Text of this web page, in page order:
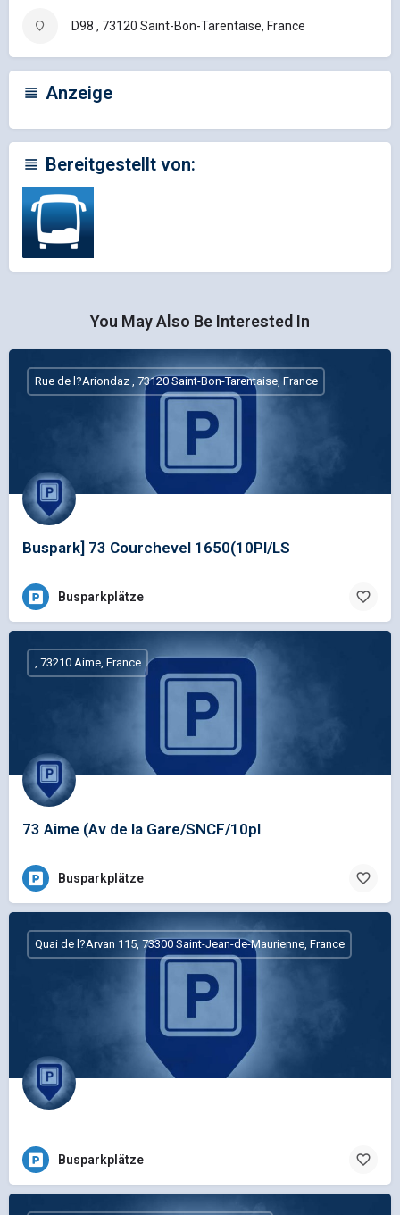
D98 , 73120 Saint-Bon-Tarentaise, France
Anzeige
Bereitgestellt von:
You May Also Be Interested In
Buspark] 73 Courchevel 1650(10Pl/LS
Rue de l?Ariondaz , 73120 Saint-Bon-Tarentaise, France
Busparkplätze
73 Aime (Av de la Gare/SNCF/10pl
, 73210 Aime, France
Busparkplätze
Quai de l?Arvan 115, 73300 Saint-Jean-de-Maurienne, France
Busparkplätze